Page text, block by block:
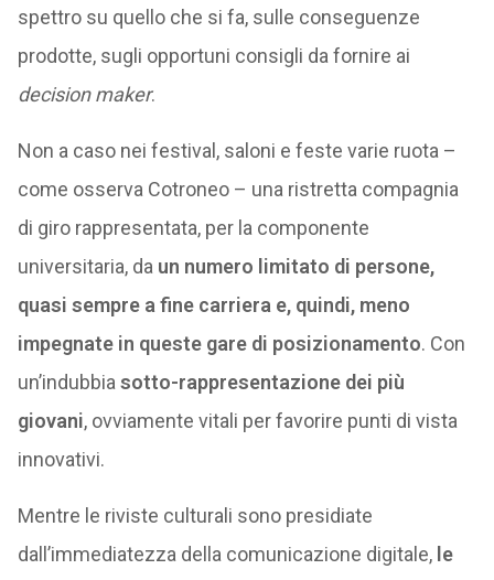
spettro su quello che si fa, sulle conseguenze
prodotte, sugli opportuni consigli da fornire ai
decision maker.
Non a caso nei festival, saloni e feste varie ruota –
come osserva Cotroneo – una ristretta compagnia
di giro rappresentata, per la componente
universitaria, da un numero limitato di persone,
quasi sempre a fine carriera e, quindi, meno
impegnate in queste gare di posizionamento. Con
un’indubbia sotto-rappresentazione dei più
giovani, ovviamente vitali per favorire punti di vista
innovativi.
Mentre le riviste culturali sono presidiate
dall’immediatezza della comunicazione digitale,le